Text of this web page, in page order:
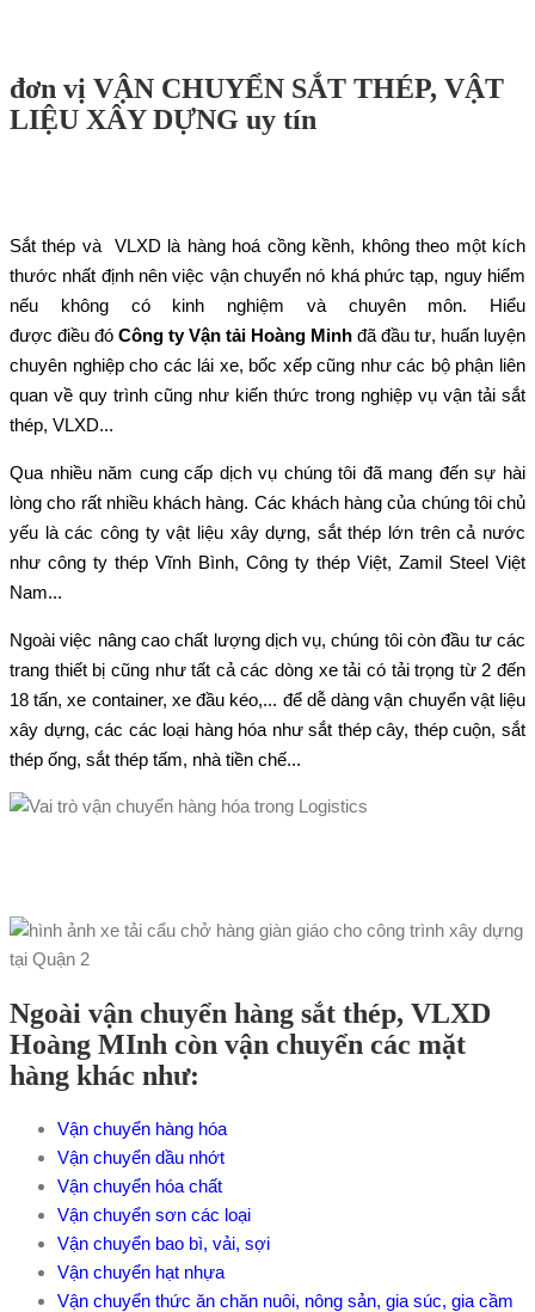
đơn vị VẬN CHUYỂN SẮT THÉP, VẬT
LIỆU XÂY DỰNG uy tín
Sắt thép và VLXD là hàng hoá cồng kềnh, không theo một kích
thước nhất định nên việc vận chuyển nó khá phức tạp, nguy hiểm
nếu không có kinh nghiệm và chuyên môn. Hiểu
được điều đó Công ty Vận tải Hoàng Minh đã đầu tư, huấn luyện
chuyên nghiệp cho các lái xe, bốc xếp cũng như các bộ phận liên
quan về quy trình cũng như kiến thức trong nghiệp vụ vận tải sắt
thép, VLXD...
Qua nhiều năm cung cấp dịch vụ chúng tôi đã mang đến sự hài
lòng cho rất nhiều khách hàng. Các khách hàng của chúng tôi chủ
yếu là các công ty vật liệu xây dựng, sắt thép lớn trên cả nước
như công ty thép Vĩnh Bình, Công ty thép Việt, Zamil Steel Việt
Nam...
Ngoài việc nâng cao chất lượng dịch vụ, chúng tôi còn đầu tư các
trang thiết bị cũng như tất cả các dòng xe tải có tải trọng từ 2 đến
18 tấn, xe container, xe đầu kéo,... để dễ dàng vận chuyển vật liệu
xây dựng, các các loại hàng hóa như sắt thép cây, thép cuộn, sắt
thép ống, sắt thép tấm, nhà tiền chế...
Ngoài vận chuyển hàng sắt thép, VLXD
Hoàng MInh còn vận chuyển các mặt
hàng khác như:
Vận chuyển hàng hóa
Vận chuyển dầu nhớt
Vận chuyển hóa chất
Vận chuyển sơn các loại
Vận chuyển bao bì, vải, sợi
Vận chuyển hạt nhựa
Vận chuyển thức ăn chăn nuôi, nông sản, gia súc, gia cầm